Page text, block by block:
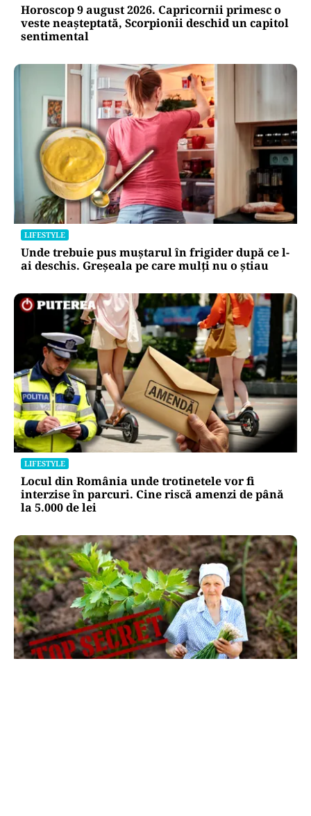
Horoscop 9 august 2026. Capricornii primesc o
veste neașteptată, Scorpionii deschid un capitol
sentimental
LIFESTYLE
Unde trebuie pus muștarul în frigider după ce l-
ai deschis. Greșeala pe care mulți nu o știau
LIFESTYLE
Locul din România unde trotinetele vor fi
interzise în parcuri. Cine riscă amenzi de până
la 5.000 de lei